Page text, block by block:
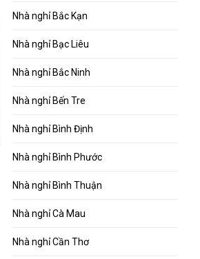
Nhà nghỉ Bắc Kạn
Nhà nghỉ Bạc Liêu
Nhà nghỉ Bắc Ninh
Nhà nghỉ Bến Tre
Nhà nghỉ Bình Định
Nhà nghỉ Bình Phước
Nhà nghỉ Bình Thuận
Nhà nghỉ Cà Mau
Nhà nghỉ Cần Thơ